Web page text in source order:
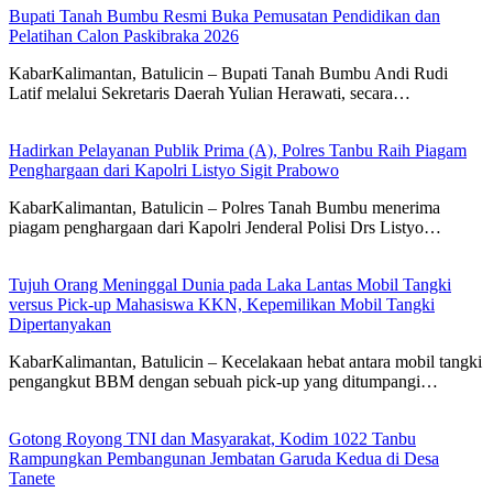
Bupati Tanah Bumbu Resmi Buka Pemusatan Pendidikan dan
Pelatihan Calon Paskibraka 2026
KabarKalimantan, Batulicin – Bupati Tanah Bumbu Andi Rudi
Latif melalui Sekretaris Daerah Yulian Herawati, secara…
Hadirkan Pelayanan Publik Prima (A), Polres Tanbu Raih Piagam
Penghargaan dari Kapolri Listyo Sigit Prabowo
KabarKalimantan, Batulicin – Polres Tanah Bumbu menerima
piagam penghargaan dari Kapolri Jenderal Polisi Drs Listyo…
Tujuh Orang Meninggal Dunia pada Laka Lantas Mobil Tangki
versus Pick-up Mahasiswa KKN, Kepemilikan Mobil Tangki
Dipertanyakan
KabarKalimantan, Batulicin – Kecelakaan hebat antara mobil tangki
pengangkut BBM dengan sebuah pick-up yang ditumpangi…
Gotong Royong TNI dan Masyarakat, Kodim 1022 Tanbu
Rampungkan Pembangunan Jembatan Garuda Kedua di Desa
Tanete